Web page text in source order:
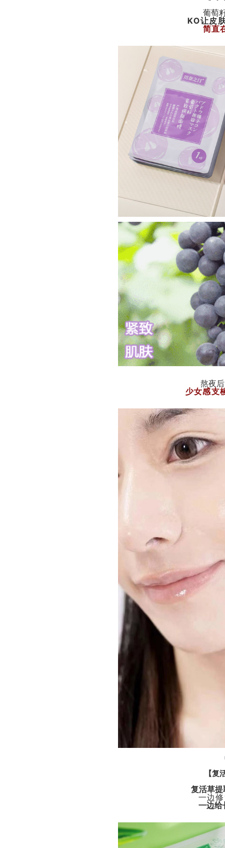
葡萄
KO让皮
简直
熬夜
少女感支
【
复活草
一边
一边给